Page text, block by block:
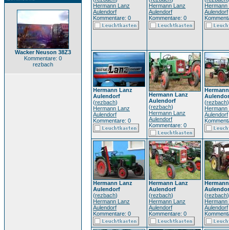
Wacker Neuson 38Z3
Kommentare: 0
rezbach
Hermann Lanz
Aulendorf
Kommentare: 0
Hermann Lanz
Aulendorf
Kommentare: 0
Hermann
Aulendorf
Hermann Lanz
Aulendorf
(rezbach)
Hermann Lanz
Aulendorf
Kommentare: 0
Hermann Lanz
Aulendorf
(rezbach)
Hermann Lanz
Aulendorf
Kommentare: 0
(rezbach)
Hermann
Aulendorf
Hermann Lanz
Aulendorf
(rezbach)
Hermann Lanz
Aulendorf
Kommentare: 0
Hermann Lanz
Aulendorf
(rezbach)
Hermann Lanz
Aulendorf
Kommentare: 0
(rezbach)
Hermann
Aulendorf